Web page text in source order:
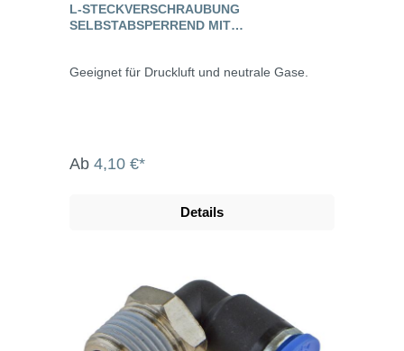
L-STECKVERSCHRAUBUNG
SELBSTABSPERREND MIT
Geeignet für Druckluft und neutrale Gase.
Ab 4,10 €*
Details